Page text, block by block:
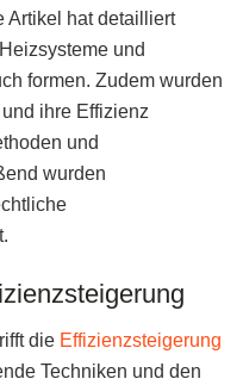
Artikel hat detailliert
und
formen. Zudem wurden
ihre Effizienz
und
wurden
die Effizienzsteigerung
Techniken und den